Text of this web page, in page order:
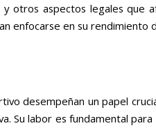
y otros aspectos legales
enfocarse en su rendimiento
desempeñan un papel
Su labor es fundamental